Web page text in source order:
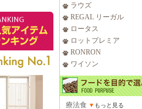
ラウズ
REGAL リーガル
ロータス
ロットプレミア
RONRON
ワイソン
療法食 ▼ もっと見る